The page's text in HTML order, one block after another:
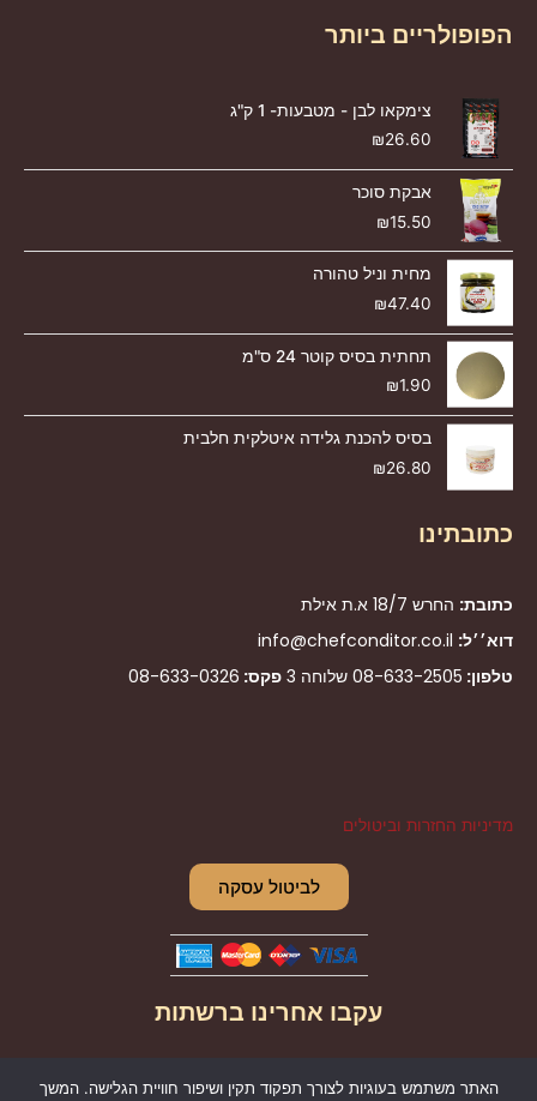
הפופולריים ביותר
צימקאו לבן - מטבעות- 1 ק"ג
₪26.60
אבקת סוכר
₪15.50
מחית וניל טהורה
₪47.40
תחתית בסיס קוטר 24 ס"מ
₪1.90
בסיס להכנת גלידה איטלקית חלבית
₪26.80
כתובתינו
כתובת: החרש 18/7 א.ת אילת
דוא׳׳ל: info@chefconditor.co.il
טלפון: 08-633-2505 שלוחה 3 פקס: 08-633-0326
מדיניות החזרות וביטולים
לביטול עסקה
עקבו אחרינו ברשתות
F
I
האתר משתמש בעוגיות לצורך תפקוד תקין ושיפור חוויית הגלישה. המשך